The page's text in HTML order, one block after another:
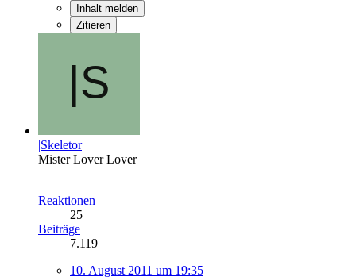
Inhalt melden
Zitieren
|Skeletor|
Mister Lover Lover
Reaktionen
25
Beiträge
7.119
10. August 2011 um 19:35